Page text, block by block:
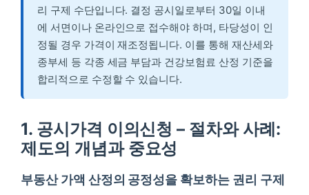
리 구제 수단입니다. 결정 공시일로부터 30일 이내
에 서면이나 온라인으로 접수해야 하며, 타당성이 인
정될 경우 가격이 재조정됩니다. 이를 통해 재산세와
종부세 등 각종 세금 부담과 건강보험료 산정 기준을
합리적으로 수정할 수 있습니다.
1. 공시가격 이의신청 – 절차와 사례:
제도의 개념과 중요성
부동산 가액 산정의 공정성을 확보하는 권리 구제